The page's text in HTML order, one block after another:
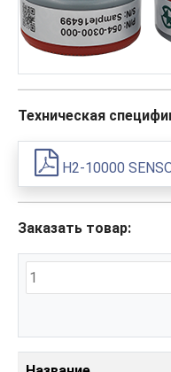
Техническая
H2-10000
Заказать товар: